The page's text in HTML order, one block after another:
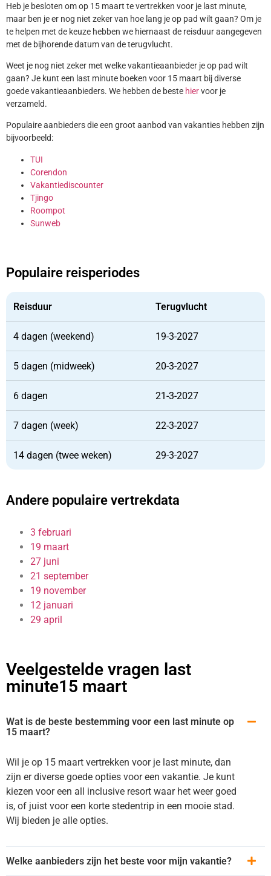
Heb je besloten om op 15 maart te vertrekken voor je last minute,
maar ben je er nog niet zeker van hoe lang je op pad wilt gaan? Om je
te helpen met de keuze hebben we hiernaast de reisduur aangegeven
met de bijhorende datum van de terugvlucht.
Weet je nog niet zeker met welke vakantieaanbieder je op pad wilt
gaan? Je kunt een last minute boeken voor 15 maart bij diverse
goede vakantieaanbieders. We hebben de beste hiervoor je
verzameld.
Populaire aanbieders die een groot aanbod van vakanties hebben zijn
bijvoorbeeld:
TUI
Corendon
Vakantiediscounter
Tjingo
Roompot
Sunweb
Populaire reisperiodes
Reisduur Terugvlucht
4 dagen (weekend) 19-3-2027
5 dagen (midweek) 20-3-2027
6 dagen 21-3-2027
7 dagen (week) 22-3-2027
14 dagen (twee weken) 29-3-2027
Andere populaire vertrekdata
3 februari
19 maart
27 juni
21 september
19 november
12 januari
29 april
Veelgestelde vragen last
minute15 maart
Wat is de beste bestemming voor een last minute op
15 maart?
Wil je op 15 maart vertrekken voor je last minute, dan
zijn er diverse goede opties voor een vakantie. Je kunt
kiezen voor een all inclusive resort waar het weer goed
is, of juist voor een korte stedentrip in een mooie stad.
Wij bieden je alle opties.
Welke aanbieders zijn het beste voor mijn vakantie?